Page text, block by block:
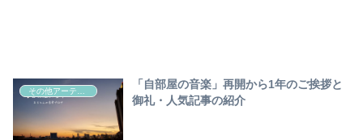
その他アーティスト
「自部屋の音楽」再開から1年のご挨拶と
御礼・人気記事の紹介